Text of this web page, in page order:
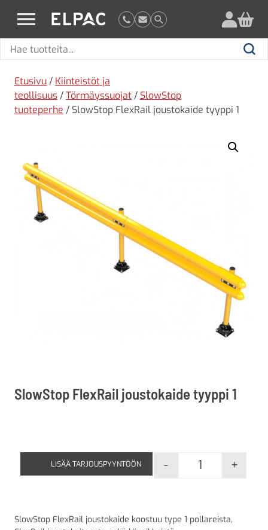
elpac.fi
Hae
Hae
Etusivu / Kiinteistöt ja
teollisuus /Törmäyssuojat / SlowStop
tuoteperhe / SlowStop FlexRail joustokaide tyyppi 1
SlowStop FlexRail joustokaide tyyppi 1
SlowStop
- +
LISÄÄ TARJOUSPYYNTÖÖN
SlowStop FlexRail joustokaide koostuu type 1 pollareista,